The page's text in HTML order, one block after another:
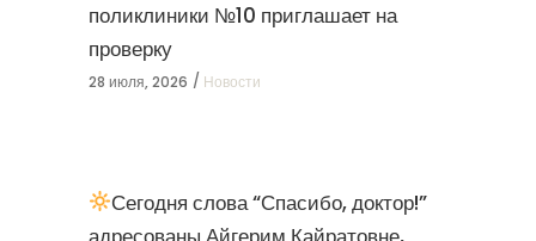
поликлиники №10 приглашает на
проверку
28 июля, 2026 Новости
Сегодня слова “Спасибо, доктор!”